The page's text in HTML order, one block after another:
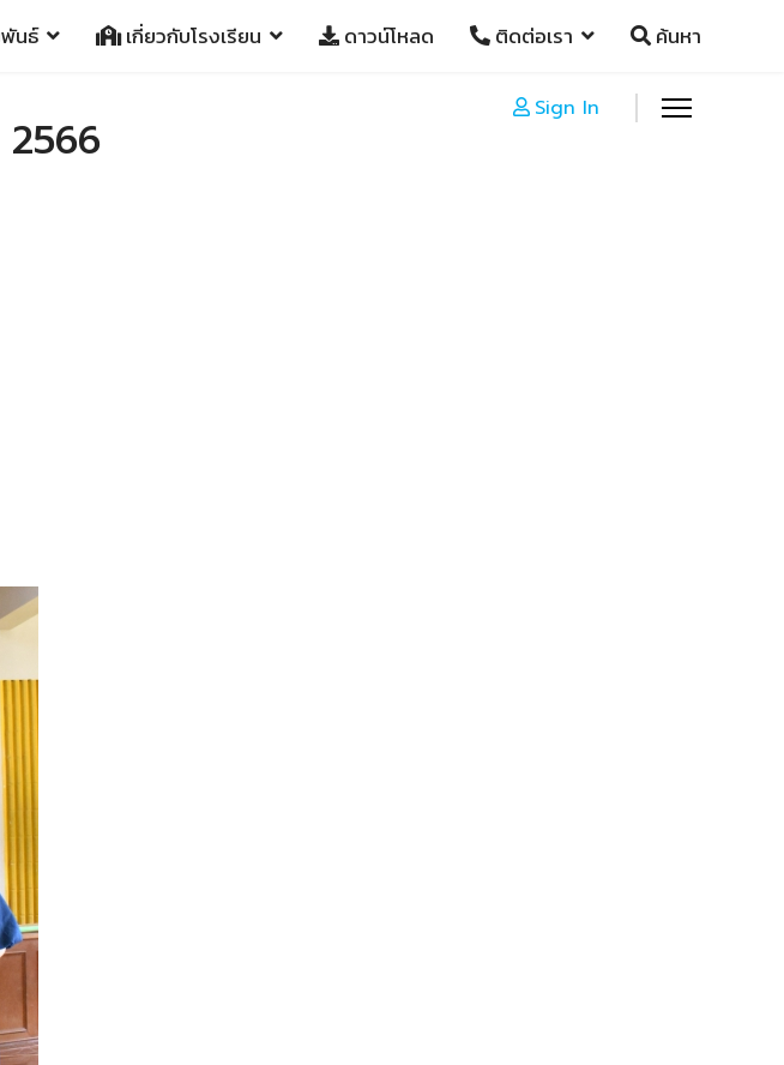
นธ์ เกี่ยวกับโรงเรียน ดาวน์โหลด ติดต่อเรา ค้นหา
Sign In